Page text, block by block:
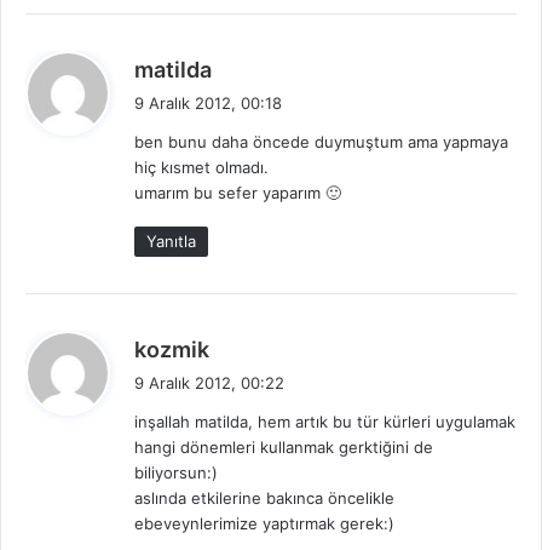
matilda
i
k
9 Aralık 2012, 00:18
ben bunu daha öncede duymuştum ama yapmaya
hiç kısmet olmadı.
umarım bu sefer yaparım 🙂
Yanıtla
kozmik
i
k
i
9 Aralık 2012, 00:22
inşallah matilda, hem artık bu tür kürleri uygulamak
hangi dönemleri kullanmak gerktiğini de
biliyorsun:)
aslında etkilerine bakınca öncelikle
ebeveynlerimize yaptırmak gerek:)